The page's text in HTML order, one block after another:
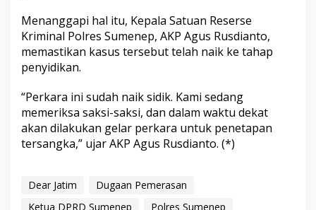
Menanggapi hal itu, Kepala Satuan Reserse
Kriminal Polres Sumenep, AKP Agus Rusdianto,
memastikan kasus tersebut telah naik ke tahap
penyidikan.
“Perkara ini sudah naik sidik. Kami sedang
memeriksa saksi-saksi, dan dalam waktu dekat
akan dilakukan gelar perkara untuk penetapan
tersangka,” ujar AKP Agus Rusdianto. (*)
Dear Jatim
Dugaan Pemerasan
Ketua DPRD Sumenep
Polres Sumenep